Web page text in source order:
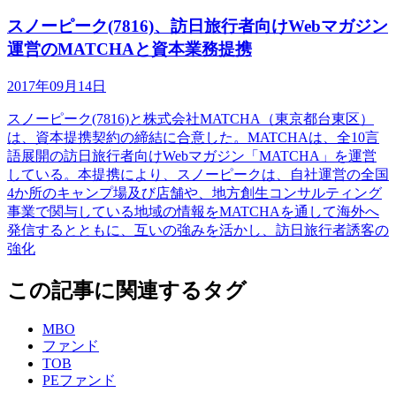
スノーピーク(7816)、訪日旅行者向けWebマガジン
運営のMATCHAと資本業務提携
2017年09月14日
スノーピーク(7816)と株式会社MATCHA（東京都台東区）
は、資本提携契約の締結に合意した。MATCHAは、全10言
語展開の訪日旅行者向けWebマガジン「MATCHA」を運営
している。本提携により、スノーピークは、自社運営の全国
4か所のキャンプ場及び店舗や、地方創生コンサルティング
事業で関与している地域の情報をMATCHAを通して海外へ
発信するとともに、互いの強みを活かし、訪日旅行者誘客の
強化
この記事に関連するタグ
MBO
ファンド
TOB
PEファンド